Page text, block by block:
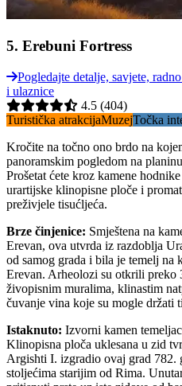
5. Erebuni Fortress
Pogledajte detalje, savjete,
i ulaznice
4.5 (404)
Turistička atrakcijaMuzejTočka
Kročite na točno ono brdo na
panoramskim pogledom na
Prošetat ćete kroz kamene
urartijske klinopisne ploče i
preživjele tisućljeća.
Brze činjenice: Smještena na
Erevan, ova utvrda iz razdoblja
od samog grada i bila je temelj na
Erevan. Arheolozi su otkrili preko
živopisnim muralima, klinastim
čuvanje vina koje su mogle držati
Istaknuto: Izvorni kamen
Klinopisna ploča uklesana u zid
Argishti I. izgradio ovaj grad 782.
stoljećima starijim od Rima.